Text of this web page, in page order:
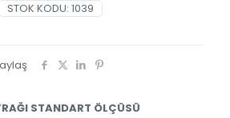
STOK KODU: 1039
STANDART ÖLÇÜSÜ